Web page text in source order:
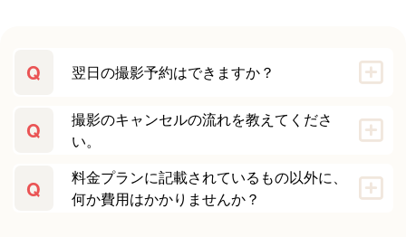
Q 翌日の撮影予約はできますか？
Q
撮影のキャンセルの流れを教えてくださ
い。
Q
料金プランに記載されているもの以外に、
何か費用はかかりませんか？